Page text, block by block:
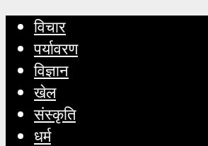
विचार
पर्यावरण
विज्ञान
खेल
संस्कृति
धर्म